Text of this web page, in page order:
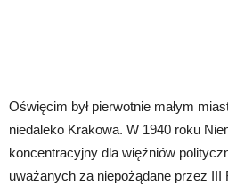
Oświęcim był pierwotnie małym
niedaleko Krakowa. W 1940 roku
koncentracyjny dla więźniów
uważanych za niepożądane przez